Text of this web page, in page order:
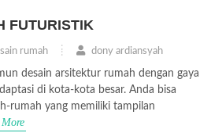
FUTURISTIK
rumah dony ardiansyah
desain arsitektur rumah dengan gaya
di kota-kota besar. Anda bisa
rumah yang memiliki tampilan
More